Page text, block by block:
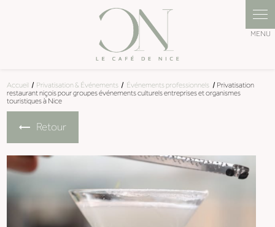
Accueil Privatisation & Événements Événements professionnels Privatisation
restaurant niçois pour groupes événements culturels entreprises et organismes
touristiques à Nice
Retour
Panneau de gestion des cookies